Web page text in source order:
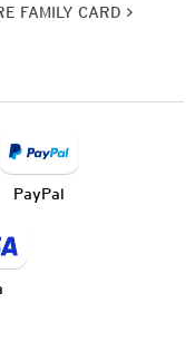
FAMILY CARD
PayPal